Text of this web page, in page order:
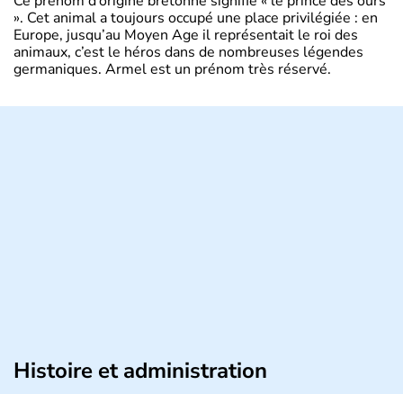
». Cet animal a toujours occupé une place privilégiée : en
Europe, jusqu’au Moyen Age il représentait le roi des
animaux, c’est le héros dans de nombreuses légendes
germaniques. Armel est un prénom très réservé.
Histoire et administration